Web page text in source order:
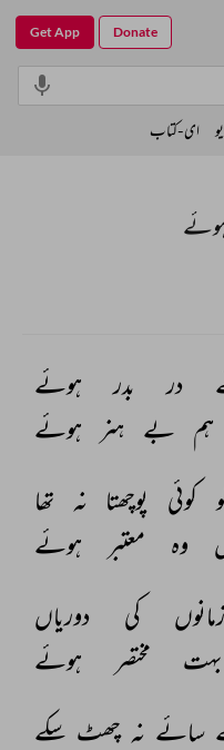
در بدر
ہوئے
ہم بے ہنر
ہوئے
کوئی پوچھتا نہ تھا
وہ معتبر
ہوئے
زمانوں کی
دوریاں
بہت مختصر
ہوئے
سائے نہ چھٹ سکے
Get App Donate
ای-کتاب